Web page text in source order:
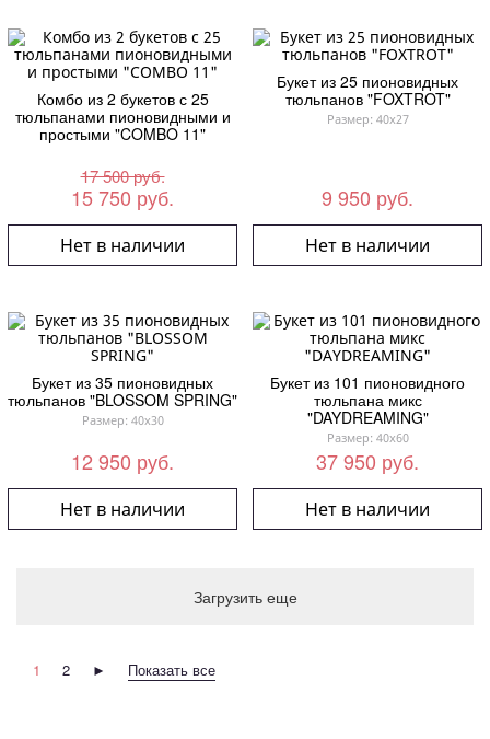
Комбо из 2 букетов с 25
тюльпанами пионовидными и
простыми "COMBO 11"
17 500 руб.
15 750 руб.
Нет в наличии
Букет из 25 пионовидных
тюльпанов "FOXTROT"
Размер: 40x27
9 950 руб.
Нет в наличии
Букет из 35 пионовидных
тюльпанов "BLOSSOM SPRING"
Размер: 40x30
12 950 руб.
Нет в наличии
Букет из 101 пионовидного
тюльпана микс
"DAYDREAMING"
Размер: 40x60
37 950 руб.
Нет в наличии
Загрузить еще
1 2 ► Показать все